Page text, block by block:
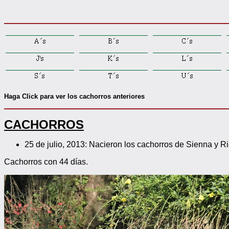
Haga Click para ver los cachorros anteriores
CACHORROS
25 de julio, 2013: Nacieron los cachorros de Sienna y
Cachorros con 44 días.